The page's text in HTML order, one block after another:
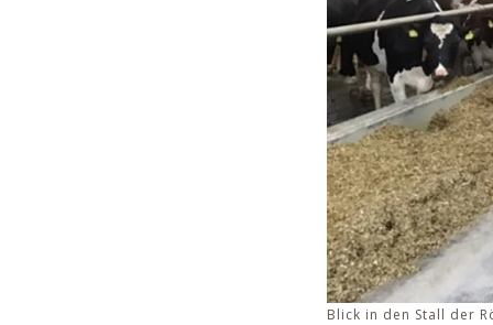
Blick in den Stall der